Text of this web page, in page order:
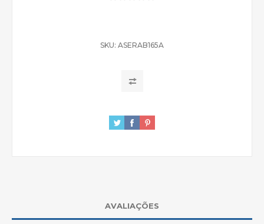
SKU: ASERAB165A
AVALIAÇÕES